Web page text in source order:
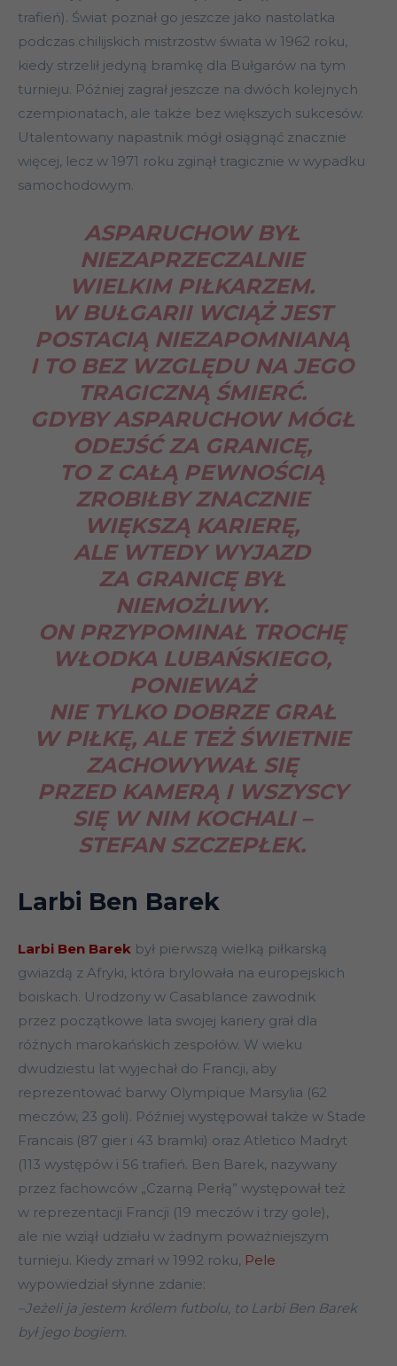
trafień). Świat poznał go jeszcze jako nastolatka
podczas chilijskich mistrzostw świata w 1962 roku,
kiedy strzelił jedyną bramkę dla Bułgarów na tym
turnieju. Później zagrał jeszcze na dwóch kolejnych
czempionatach, ale także bez większych sukcesów.
Utalentowany napastnik mógł osiągnąć znacznie
więcej, lecz w 1971 roku zginął tragicznie w wypadku
samochodowym.
ASPARUCHOW BYŁ
NIEZAPRZECZALNIE
WIELKIM PIŁKARZEM.
W BUŁGARII WCIĄŻ JEST
POSTACIĄ NIEZAPOMNIANĄ
I TO BEZ WZGLĘDU NA JEGO
TRAGICZNĄ ŚMIERĆ.
GDYBY ASPARUCHOW MÓGŁ
ODEJŚĆ ZA GRANICĘ,
TO Z CAŁĄ PEWNOŚCIĄ
ZROBIŁBY ZNACZNIE
WIĘKSZĄ KARIERĘ,
ALE WTEDY WYJAZD
ZA GRANICĘ BYŁ
NIEMOŻLIWY.
ON PRZYPOMINAŁ TROCHĘ
WŁODKA LUBAŃSKIEGO,
PONIEWAŻ
NIE TYLKO DOBRZE GRAŁ
W PIŁKĘ, ALE TEŻ ŚWIETNIE
ZACHOWYWAŁ SIĘ
PRZED KAMERĄ I WSZYSCY
SIĘ W NIM KOCHALI –
STEFAN SZCZEPŁEK.
Larbi Ben Barek
Larbi Ben Barek był pierwszą wielką piłkarską
gwiazdą z Afryki, która brylowała na europejskich
boiskach. Urodzony w Casablance zawodnik
przez początkowe lata swojej kariery grał dla
różnych marokańskich zespołów. W wieku
dwudziestu lat wyjechał do Francji, aby
reprezentować barwy Olympique Marsylia (62
meczów, 23 goli). Później występował także w Stade
Francais (87 gier i 43 bramki) oraz Atletico Madryt
(113 występów i 56 trafień. Ben Barek, nazywany
przez fachowców „Czarną Perłą” występował też
w reprezentacji Francji (19 meczów i trzy gole),
ale nie wziął udziału w żadnym poważniejszym
turnieju. Kiedy zmarł w 1992 roku, Pele
wypowiedział słynne zdanie:
–Jeżeli ja jestem królem futbolu, to Larbi Ben Barek
był jego bogiem.